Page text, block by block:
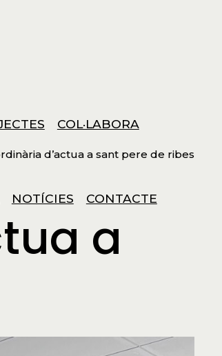
COL·LABORA
NOTÍCIES CONTACTE
d’actua a sant pere de ribes
a